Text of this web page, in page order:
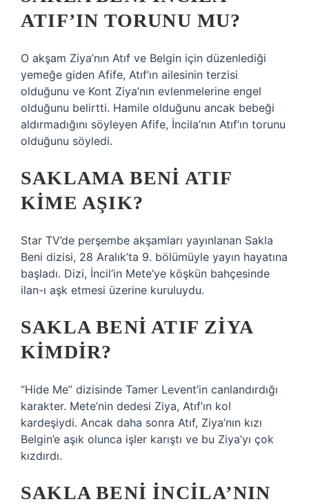
ATIF’IN TORUNU MU?
O akşam Ziya’nın Atıf ve Belgin için düzenlediği
yemeğe giden Afife, Atıf’ın ailesinin terzisi
olduğunu ve Kont Ziya’nın evlenmelerine engel
olduğunu belirtti. Hamile olduğunu ancak bebeği
aldırmadığını söyleyen Afife, İncila’nın Atıf’ın torunu
olduğunu söyledi.
SAKLAMA BENI ATIF
KIME AŞIK?
Star TV’de perşembe akşamları yayınlanan Sakla
Beni dizisi, 28 Aralık’ta 9. bölümüyle yayın hayatına
başladı. Dizi, İncil’in Mete’ye köşkün bahçesinde
ilan-ı aşk etmesi üzerine kuruluydu.
SAKLA BENI ATIF ZIYA
KIMDIR?
“Hide Me” dizisinde Tamer Levent’in canlandırdığı
karakter. Mete’nin dedesi Ziya, Atıf’ın kol
kardeşiydi. Ancak daha sonra Atıf, Ziya’nın kızı
Belgin’e aşık olunca işler karıştı ve bu Ziya’yı çok
kızdırdı.
SAKLA BENI İNCILA’NIN